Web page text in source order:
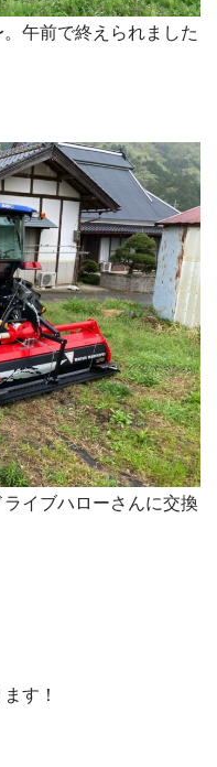
午前で終えられました
イブハローさんに交換
す！